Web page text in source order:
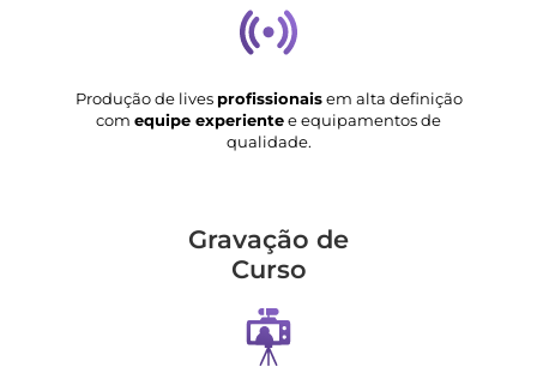
Produção de lives profissionaisem alta definição
com equipe experientee equipamentos de
qualidade.
Gravação de
Curso